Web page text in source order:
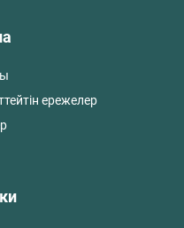
ережелер